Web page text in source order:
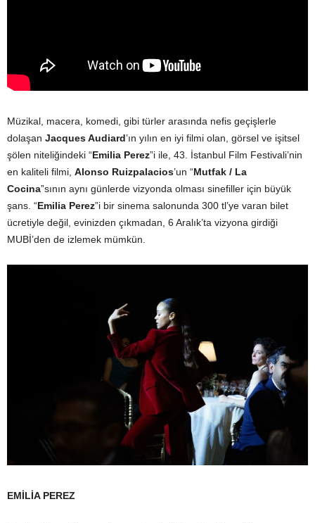
Müzikal, macera, komedi, gibi türler arasında nefis geçişlerle
dolaşan Jacques Audiard’ın yılın en iyi filmi olan, görsel ve işitsel
şölen niteliğindeki “Emilia Perez”i ile, 43. İstanbul Film Festivali’nin
en kaliteli filmi, Alonso Ruizpalacios’un “Mutfak / La
Cocina”sının aynı günlerde vizyonda olması sinefiller için büyük
şans. “Emilia Perez”i bir sinema salonunda 300 tl’ye varan bilet
ücretiyle değil, evinizden çıkmadan, 6 Aralık’ta vizyona girdiği
MUBİ’den de izlemek mümkün.
EMİLİA PEREZ